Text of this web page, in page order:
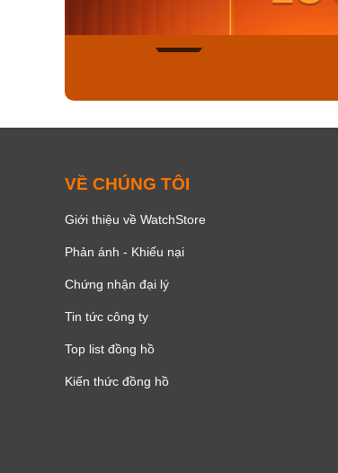
VỀ CHÚNG TÔI
Giới thiệu về WatchStore
Phản ánh - Khiếu nại
Chứng nhận đại lý
Tin tức công ty
Top list đồng hồ
Kiến thức đồng hồ